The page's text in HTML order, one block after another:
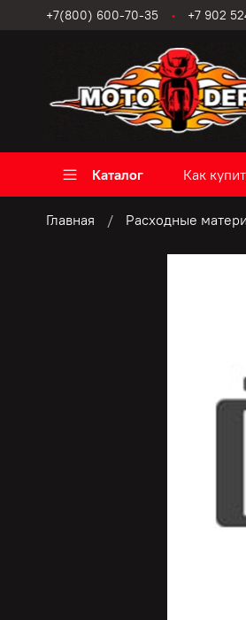
+7(800) 600-70-35 +7 902
Каталог Как
Главная Расходные